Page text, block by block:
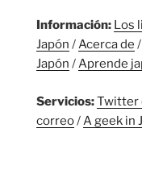
Información: Los
Japón /Acerca de /
Japón /Aprende
Servicios:Twitter
correo/A geek in